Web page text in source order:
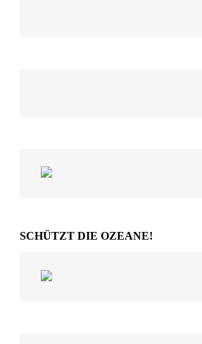
SCHÜTZT DIE OZEANE!